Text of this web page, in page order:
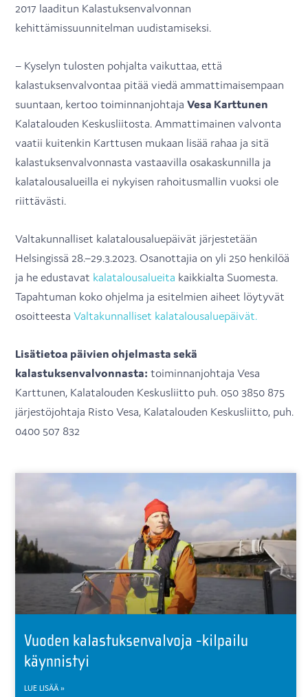
2017 laaditun Kalastuksenvalvonnan
kehittämissuunnitelman uudistamiseksi.
– Kyselyn tulosten pohjalta vaikuttaa, että
kalastuksenvalvontaa pitää viedä ammattimaisempaan
suuntaan, kertoo toiminnanjohtajaVesa Karttunen
Kalatalouden Keskusliitosta. Ammattimainen valvonta
vaatii kuitenkin Karttusen mukaan lisää rahaa ja sitä
kalastuksenvalvonnasta vastaavilla osakaskunnilla ja
kalatalousalueilla ei nykyisen rahoitusmallin vuoksi ole
riittävästi.
Valtakunnalliset kalatalousaluepäivät järjestetään
Helsingissä 28.–29.3.2023. Osanottajia on yli 250 henkilöä
ja he edustavat kalatalousalueita kaikkialta Suomesta.
Tapahtuman koko ohjelma ja esitelmien aiheet löytyvät
osoitteestaValtakunnalliset kalatalousaluepäivät.
Lisätietoa päivien ohjelmasta sekä
kalastuksenvalvonnasta: toiminnanjohtaja Vesa
Karttunen, Kalatalouden Keskusliitto puh. 050 3850 875
järjestöjohtaja Risto Vesa, Kalatalouden Keskusliitto, puh.
0400 507 832
Vuoden kalastuksenvalvoja -kilpailu
käynnistyi
LUE LISÄÄ »